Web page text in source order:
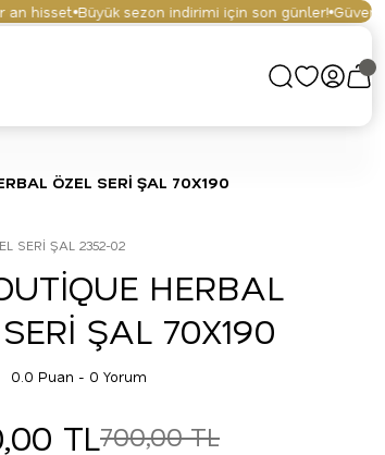
Büyük sezon indirimi için son günler! Güvenli
ÖZEL SERİ ŞAL 70X190
SERİ ŞAL 2352-02
HERBAL
ŞAL 70X190
0.0 Puan - 0 Yorum
TL700,00 TL